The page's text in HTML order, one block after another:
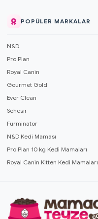
POPÜLER MARKALAR
N&D
Pro Plan
Royal Canin
Gourmet Gold
Ever Clean
Schesir
Furminator
N&D Kedi Maması
Pro Plan 10 kg Kedi Mamaları
Royal Canin Kitten Kedi Mamaları